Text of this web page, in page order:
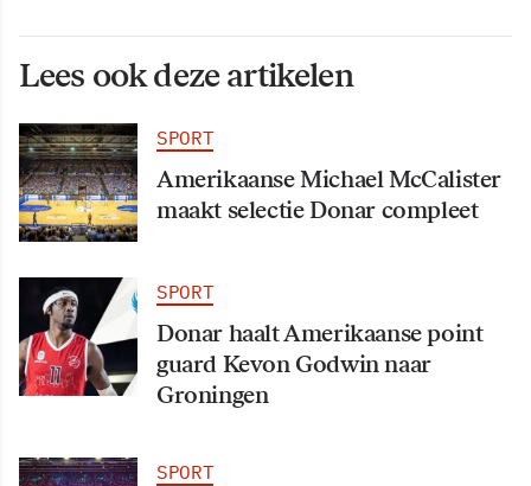
Lees ook deze artikelen
SPORT
Amerikaanse Michael McCalister
maakt selectie Donar compleet
SPORT
Donar haalt Amerikaanse point
guard Kevon Godwin naar
Groningen
SPORT